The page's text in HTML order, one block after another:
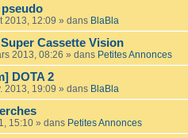
2013, 12:09 » dans BlaBla
Cassette Vision
2013, 08:26 » dans Petites Annonces
DOTA 2
2013, 19:09 » dans BlaBla
15:10 » dans Petites Annonces